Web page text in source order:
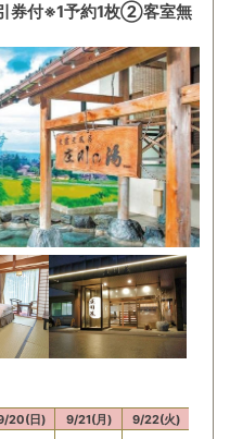
券付※1予約1枚②客室無
20(日) 9/21(月) 9/22(火)